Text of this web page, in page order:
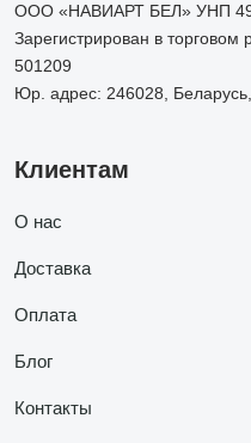
ООО «НАВИАРТ БЕЛ» УНП
Зарегистрирован в
501209
Юр. адрес: 246028,
Клиентам
О нас
Доставка
Оплата
Блог
Контакты